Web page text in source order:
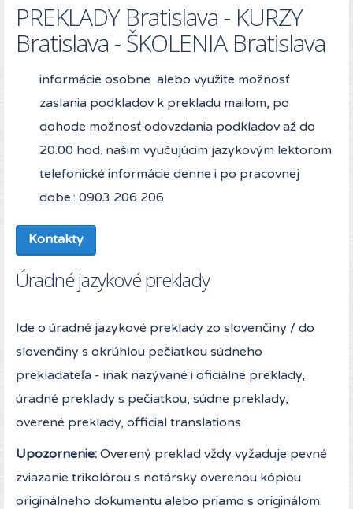
PREKLADY Bratislava - KURZY
Bratislava - ŠKOLENIA Bratislava
informácie osobne alebo využite možnosť
zaslania podkladov k prekladu mailom, po
dohode možnosť odovzdania podkladov až do
20.00 hod. našim vyučujúcim jazykovým lektorom
telefonické informácie denne i po pracovnej
dobe.: 0903 206 206
Kontakty
Úradné jazykové preklady
Ide o úradné jazykové preklady zo slovenčiny / do
slovenčiny s okrúhlou pečiatkou súdneho
prekladateľa - inak nazývané i oficiálne preklady,
úradné preklady s pečiatkou, súdne preklady,
overené preklady, official translations
Upozornenie: Overený preklad vždy vyžaduje pevné
zviazanie trikolórou s notársky overenou kópiou
originálneho dokumentu alebo priamo s originálom.